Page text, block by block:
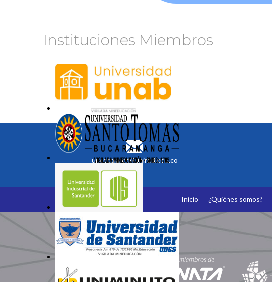
Instituciones Miembros
unetealared@unired.edu.co
Inicio ¿Quiénes somos?
Somos Miembros